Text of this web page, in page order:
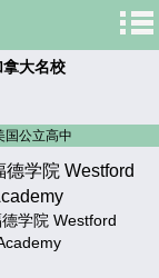
拿大名校
国公立高中
学院 Westford